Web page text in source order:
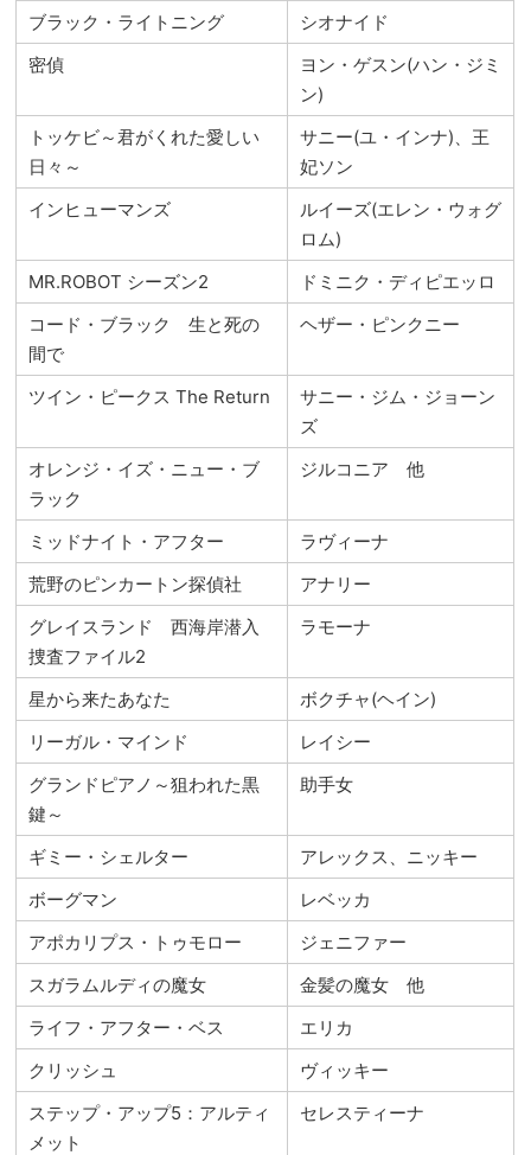
ブラック・ライトニング
シオナイド
密偵
ヨン・ゲスン(ハン・ジミ
ン)
トッケビ～君がくれた愛しい
日々～
サニー(ユ・インナ)、王
妃ソン
インヒューマンズ
ルイーズ(エレン・ウォグ
ロム)
MR.ROBOT シーズン2
ドミニク・ディピエッロ
コード・ブラック 生と死の
間で
ヘザー・ピンクニー
ツイン・ピークス The Return
サニー・ジム・ジョーン
ズ
オレンジ・イズ・ニュー・ブ
ラック
ジルコニア 他
ミッドナイト・アフター
ラヴィーナ
荒野のピンカートン探偵社
アナリー
グレイスランド 西海岸潜入
捜査ファイル2
ラモーナ
星から来たあなた
ボクチャ(ヘイン)
リーガル・マインド
レイシー
グランドピアノ～狙われた黒
鍵～
助手女
ギミー・シェルター
アレックス、ニッキー
ボーグマン
レベッカ
アポカリプス・トゥモロー
ジェニファー
スガラムルディの魔女
金髪の魔女 他
ライフ・アフター・ベス
エリカ
クリッシュ
ヴィッキー
ステップ・アップ5：アルティ
メット
セレスティーナ